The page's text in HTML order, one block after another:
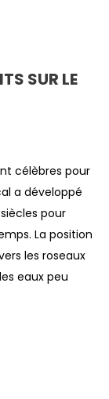
SUR LE
célèbres pour
a développé
pour
La position
les roseaux
eaux peu